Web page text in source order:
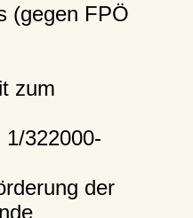
(gegen FPÖ
zum
1/322000-
der